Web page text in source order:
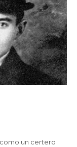
un certero